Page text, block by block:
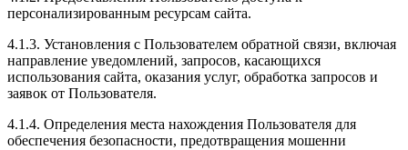
персонализированным ресурсам сайта.
4.1.3. Установления с Пользователем обратной связи, включая
направление уведомлений, запросов, касающихся
использования сайта, оказания услуг, обработка запросов и
заявок от Пользователя.
4.1.4. Определения места нахождения Пользователя для
обеспечения безопасности, предотвращения мошенни